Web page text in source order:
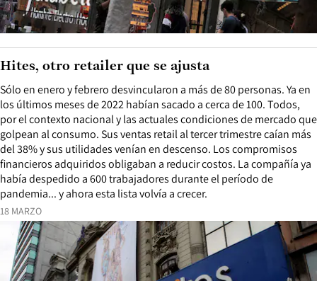
18 MARZO
Sólo en enero y febrero desvincularon a más de 80 personas. Ya en
los últimos meses de 2022 habían sacado a cerca de 100. Todos,
por el contexto nacional y las actuales condiciones de mercado que
golpean al consumo. Sus ventas retail al tercer trimestre caían más
del 38% y sus utilidades venían en descenso. Los compromisos
financieros adquiridos obligaban a reducir costos. La compañía ya
había despedido a 600 trabajadores durante el período de
pandemia... y ahora esta lista volvía a crecer.
Hites, otro retailer que se ajusta